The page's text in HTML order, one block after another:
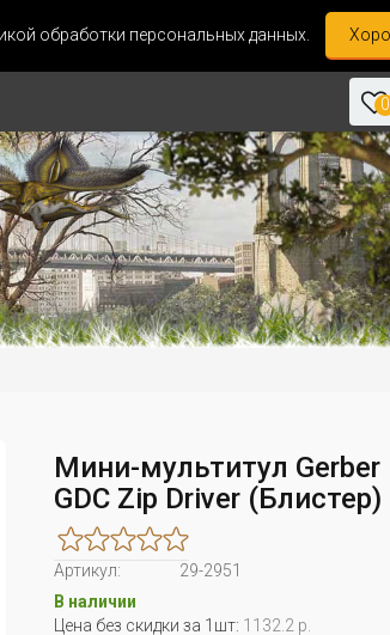
обработки персональных данных.
0
Мини-мультитул Gerber
GDC Zip Driver (Блистер)
Артикул:
29-2951
В наличии
Цена без скидки за 1шт: 1132.2 р.